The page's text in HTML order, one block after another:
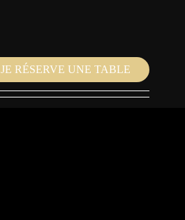
JE RÉSERVE UNE TABLE